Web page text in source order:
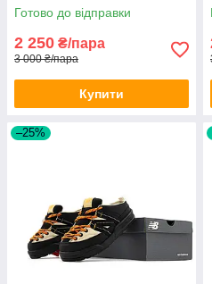
текстильні
Готово до відправки
2 250 ₴/пара
3 000 ₴/пара
Купити
–25%